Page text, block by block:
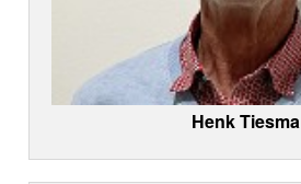
Henk Tiesma